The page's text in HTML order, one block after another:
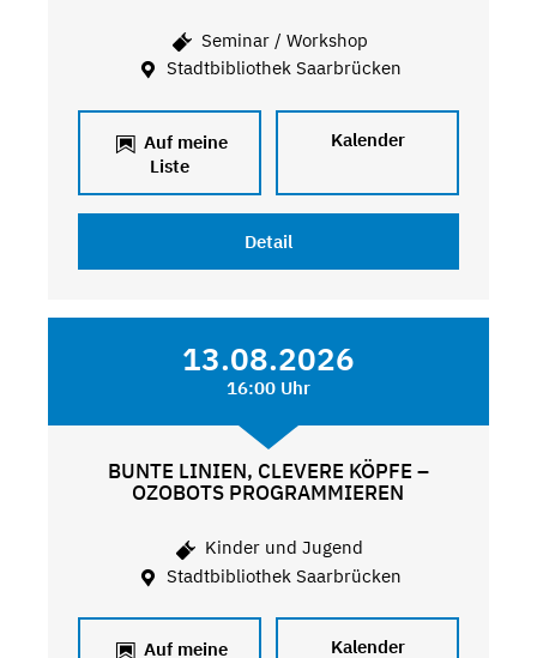
Seminar / Workshop
Stadtbibliothek Saarbrücken
Auf meine
Liste
Kalender
Detail
13.08.2026
16:00 Uhr
BUNTE LINIEN, CLEVERE KÖPFE –
OZOBOTS PROGRAMMIEREN
Kinder und Jugend
Stadtbibliothek Saarbrücken
Auf meine
Kalender